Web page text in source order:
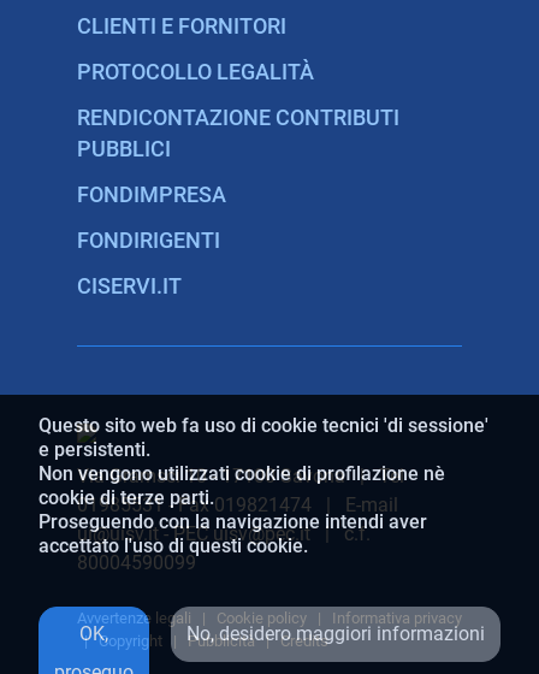
Questo sito web fa uso di cookie tecnici 'di sessione'
e persistenti.
Non vengono utilizzati cookie di profilazione nè
cookie di terze parti.
Proseguendo con la navigazione intendi aver
accettato l'uso di questi cookie.
OK,
No, desidero maggiori informazioni
CLIENTI E FORNITORI
PROTOCOLLO LEGALITÀ
RENDICONTAZIONE CONTRIBUTI
PUBBLICI
FONDIMPRESA
FONDIRIGENTI
CISERVI.IT
Via Gramsci 10 - 17100 Savona | Tel
01985531 - Fax 019821474 | E-mail
ui@uisv.it - PEC uisv@pec.it | c.f.
80004590099
Avvertenze legali | Cookie policy | Informativa privacy
|Copyright | Pubblicità|Credits